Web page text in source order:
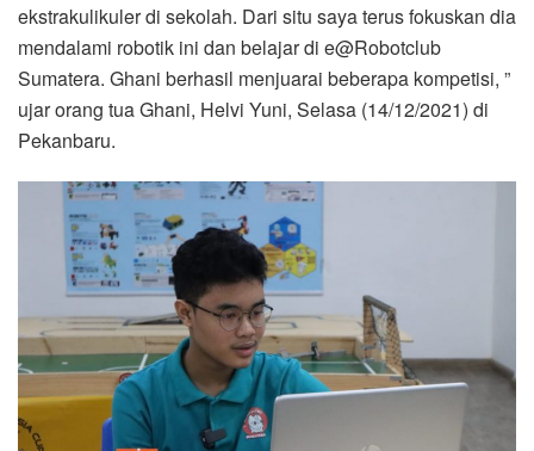
ekstrakulikuler di sekolah. Dari situ saya terus fokuskan dia
mendalami robotik ini dan belajar di e@Robotclub
Sumatera. Ghani berhasil menjuarai beberapa kompetisi, ”
ujar orang tua Ghani, Helvi Yuni, Selasa (14/12/2021) di
Pekanbaru.